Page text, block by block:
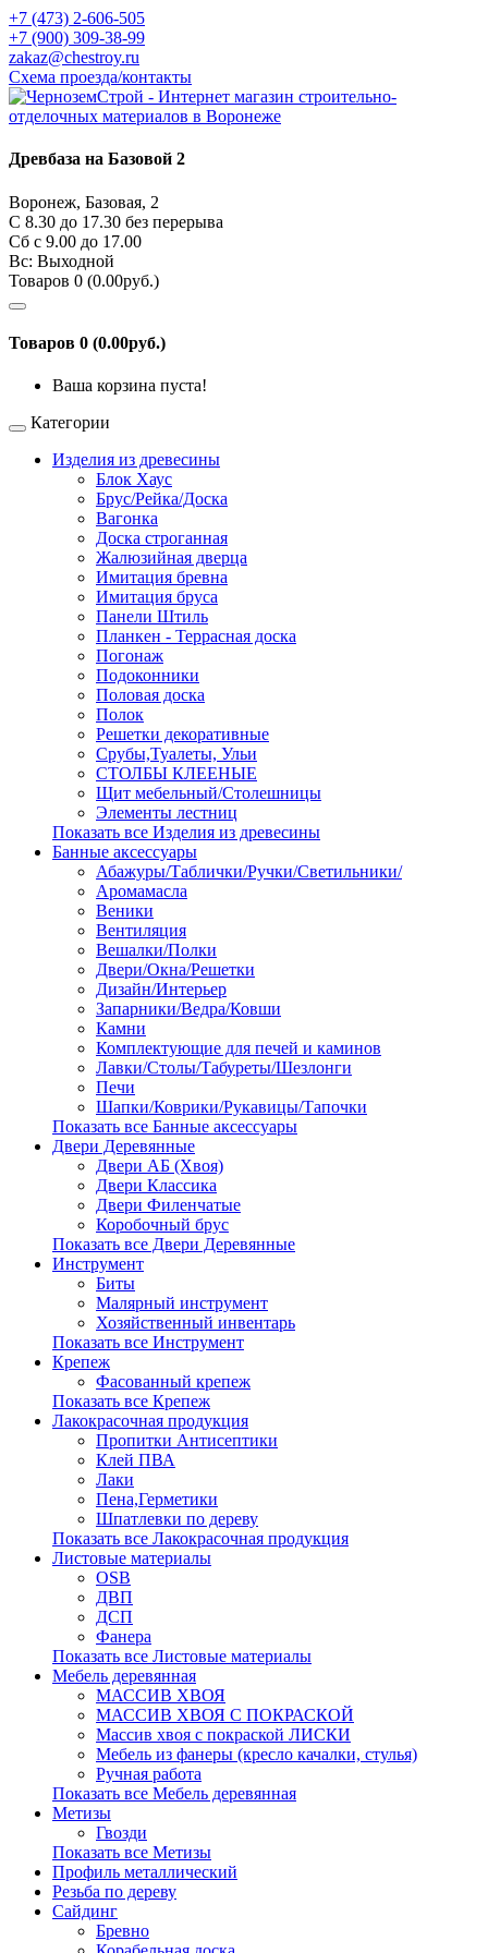
+7 (473) 2-606-505
+7 (900) 309-38-99
zakaz@chestroy.ru
Схема проезда/контакты
Древбаза на Базовой 2
Воронеж, Базовая, 2
С 8.30 до 17.30 без перерыва
Сб c 9.00 до 17.00
Вс: Выходной
Товаров 0 (0.00руб.)
Товаров 0 (0.00руб.)
Ваша корзина пуста!
Категории
Изделия из древесины
Блок Хаус
Брус/Рейка/Доска
Вагонка
Доска строганная
Жалюзийная дверца
Имитация бревна
Имитация бруса
Панели Штиль
Планкен - Террасная доска
Погонаж
Подоконники
Половая доска
Полок
Решетки декоративные
Срубы,Туалеты, Ульи
СТОЛБЫ КЛЕЕНЫЕ
Щит мебельный/Столешницы
Элементы лестниц
Показать все Изделия из древесины
Банные аксессуары
Абажуры/Таблички/Ручки/Светильники/
Аромамасла
Веники
Вентиляция
Вешалки/Полки
Двери/Окна/Решетки
Дизайн/Интерьер
Запарники/Ведра/Ковши
Камни
Комплектующие для печей и каминов
Лавки/Столы/Табуреты/Шезлонги
Печи
Шапки/Коврики/Рукавицы/Тапочки
Показать все Банные аксессуары
Двери Деревянные
Двери АБ (Хвоя)
Двери Классика
Двери Филенчатые
Коробочный брус
Показать все Двери Деревянные
Инструмент
Биты
Малярный инструмент
Хозяйственный инвентарь
Показать все Инструмент
Крепеж
Фасованный крепеж
Показать все Крепеж
Лакокрасочная продукция
Пропитки Антисептики
Клей ПВА
Лаки
Пена,Герметики
Шпатлевки по дереву
Показать все Лакокрасочная продукция
Листовые материалы
OSB
ДВП
ДСП
Фанера
Показать все Листовые материалы
Мебель деревянная
МАССИВ ХВОЯ
МАССИВ ХВОЯ С ПОКРАСКОЙ
Массив хвоя с покраской ЛИСКИ
Мебель из фанеры (кресло качалки, стулья)
Ручная работа
Показать все Мебель деревянная
Метизы
Гвозди
Показать все Метизы
Профиль металлический
Резьба по дереву
Сайдинг
Бревно